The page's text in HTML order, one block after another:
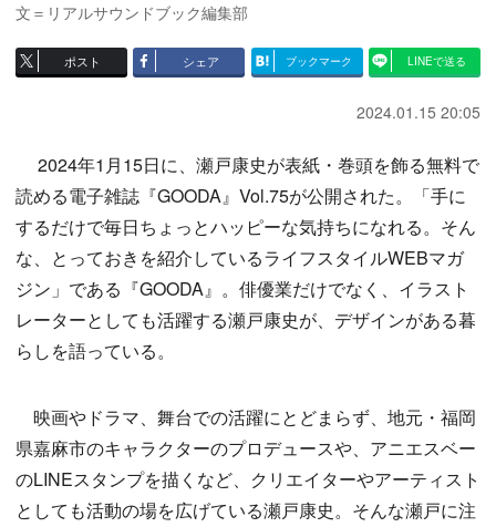
文＝リアルサウンドブック編集部
ポスト シェア ブックマーク LINEで送る
2024.01.15 20:05
2024年1月15日に、瀬戸康史が表紙・巻頭を飾る無料で
読める電子雑誌『GOODA』Vol.75が公開された。「手に
するだけで毎日ちょっとハッピーな気持ちになれる。そん
な、とっておきを紹介しているライフスタイルWEBマガ
ジン」である『GOODA』。俳優業だけでなく、イラスト
レーターとしても活躍する瀬戸康史が、デザインがある暮
らしを語っている。
映画やドラマ、舞台での活躍にとどまらず、地元・福岡
県嘉麻市のキャラクターのプロデュースや、アニエスベー
のLINEスタンプを描くなど、クリエイターやアーティスト
としても活動の場を広げている瀬戸康史。そんな瀬戸に注